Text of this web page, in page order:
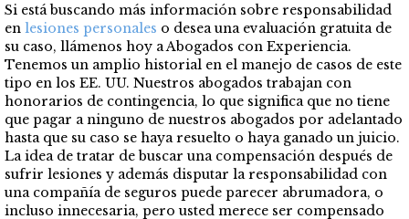
Si está buscando más información sobre responsabilidad
en lesiones personales o desea una evaluación gratuita de
su caso, llámenos hoy a Abogados con Experiencia.
Tenemos un amplio historial en el manejo de casos de este
tipo en los EE. UU. Nuestros abogados trabajan con
honorarios de contingencia, lo que significa que no tiene
que pagar a ninguno de nuestros abogados por adelantado
hasta que su caso se haya resuelto o haya ganado un juicio.
La idea de tratar de buscar una compensación después de
sufrir lesiones y además disputar la responsabilidad con
una compañía de seguros puede parecer abrumadora, o
incluso innecesaria, pero usted merece ser compensado